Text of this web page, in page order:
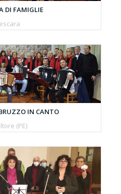
DI FAMIGLIE
IN CANTO
(PE)